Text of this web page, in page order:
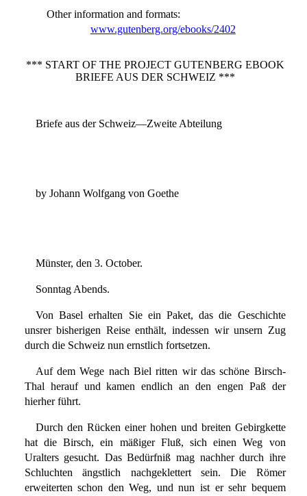
Other information and formats:
www.gutenberg.org/ebooks/2402
*** START OF THE PROJECT GUTENBERG EBOOK
BRIEFE AUS DER SCHWEIZ ***
Briefe aus der Schweiz—Zweite Abteilung
by Johann Wolfgang von Goethe
Münster, den 3. October.
Sonntag Abends.
Von Basel erhalten Sie ein Paket, das die Geschichte
unsrer bisherigen Reise enthält, indessen wir unsern Zug
durch die Schweiz nun ernstlich fortsetzen.
Auf dem Wege nach Biel ritten wir das schöne Birsch-
Thal herauf und kamen endlich an den engen Paß der
hierher führt.
Durch den Rücken einer hohen und breiten Gebirgkette
hat die Birsch, ein mäßiger Fluß, sich einen Weg von
Uralters gesucht. Das Bedürfniß mag nachher durch ihre
Schluchten ängstlich nachgeklettert sein. Die Römer
erweiterten schon den Weg, und nun ist er sehr bequem